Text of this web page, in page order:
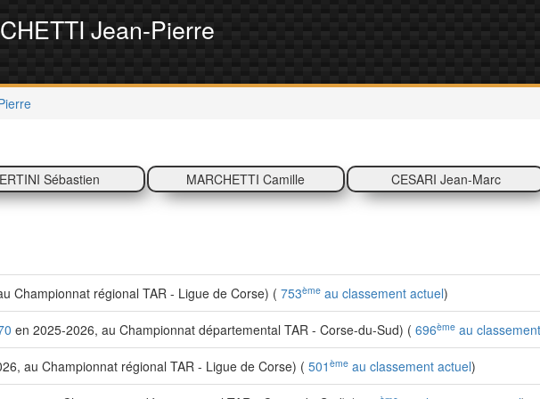
Jean-Pierre
Sébastien MARCHETTI Camille CESARI Jean-Marc
Championnat régional TAR - Ligue de Corse) ( 753ème au classement actuel)
en 2025-2026, au Championnat départemental TAR - Corse-du-Sud) ( 696ème au
au Championnat régional TAR - Ligue de Corse) ( 501 ème au classement actuel)